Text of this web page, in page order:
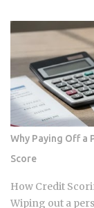
does and why it
instead of
coming. The
borrowers at
annual property
add that figure
payment. Bills
so lenders
months of
sitting empty
monthly
Why Paying Off a
Score
How Credit
Wiping out a